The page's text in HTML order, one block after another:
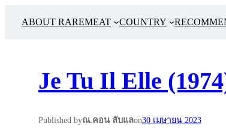
ABOUT RAREMEAT COUNTRY
Je Tu Il Elle
Published byณ.คอน ลับแลon30 เมษายน 2023